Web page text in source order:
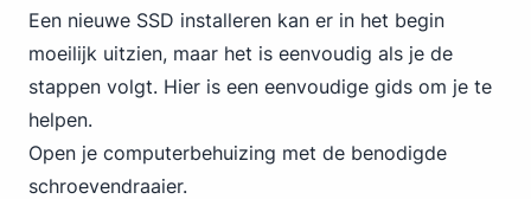
Een nieuwe SSD installeren kan er in het begin
moeilijk uitzien, maar het is eenvoudig als je de
stappen volgt. Hier is een eenvoudige gids om je te
helpen.
Open je computerbehuizing met de benodigde
schroevendraaier.